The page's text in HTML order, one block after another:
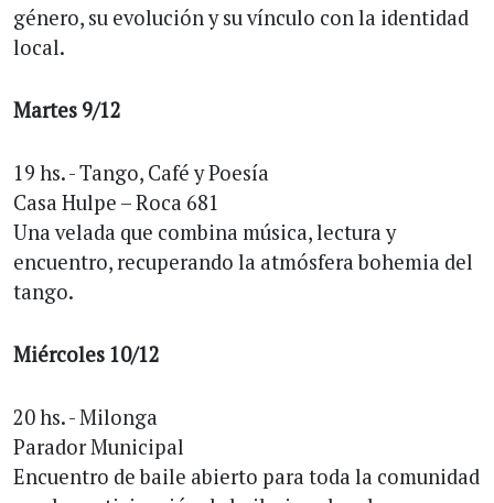
género, su evolución y su vínculo con la identidad
local.
Martes 9/12
19 hs. - Tango, Café y Poesía
Casa Hulpe – Roca 681
Una velada que combina música, lectura y
encuentro, recuperando la atmósfera bohemia del
tango.
Miércoles 10/12
20 hs. - Milonga
Parador Municipal
Encuentro de baile abierto para toda la comunidad